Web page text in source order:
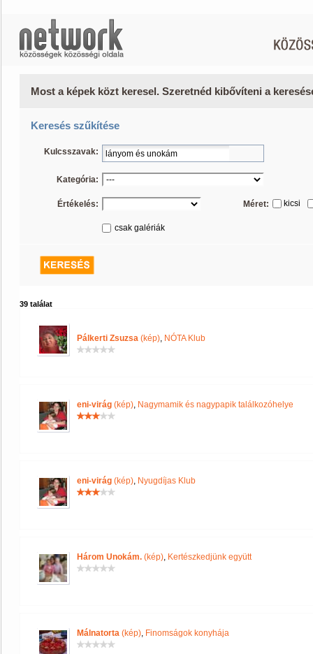
Most a képek közt keresel. Szeretnéd kibővíteni a
Keresés szűkítése
Kulcsszavak:
Kategória:
Értékelés: Méret: kicsi
csak galériák
39 találat
Pálkerti Zsuzsa (kép), NÓTA Klub
eni-virág (kép), Nagymamik és nagypapik találkozóhelye
eni-virág (kép), Nyugdíjas Klub
Három Unokám. (kép), Kertészkedjünk együtt
Málnatorta (kép), Finomságok konyhája